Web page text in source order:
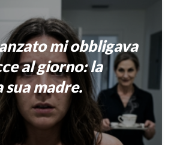
mi obbligava
al giorno: la
sua madre.